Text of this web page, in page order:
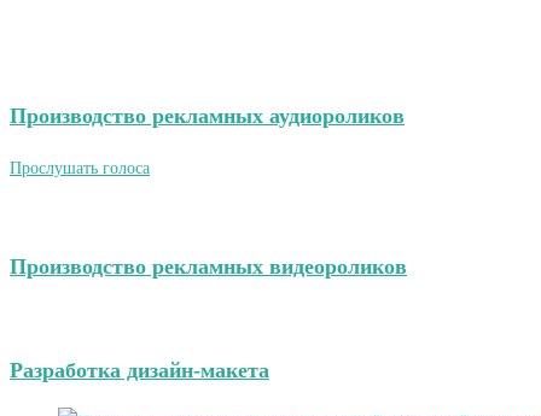
Производство рекламных аудиороликов
Прослушать голоса
Производство рекламных видеороликов
Разработка дизайн-макета